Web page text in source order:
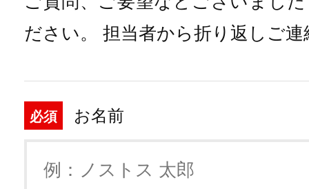
ださい。
担当者から折り返しご
必須 お名前